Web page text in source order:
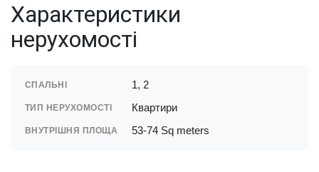
Характеристики
нерухомості
СПАЛЬНІ 1, 2
ТИП НЕРУХОМОСТІ Квартири
ВНУТРІШНЯ ПЛОЩА 53-74 Sq meters